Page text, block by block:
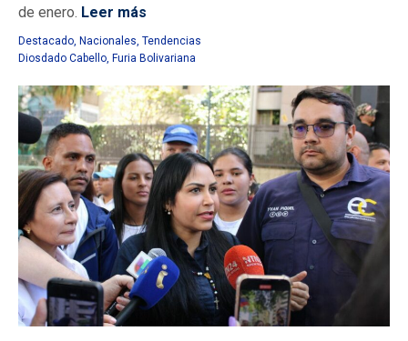
de enero. Leer más
Destacado, Nacionales, Tendencias
Diosdado Cabello, Furia Bolivariana